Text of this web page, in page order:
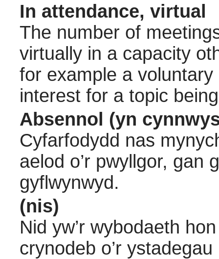
In attendance, virtual
The number of
virtually in a capacity
for example a
interest for a topic
Absennol (yn
Cyfarfodydd nas
aelod o’r pwyllgor, gan
gyflwynwyd.
(nis)
Nid yw’r wybodaeth
crynodeb o’r